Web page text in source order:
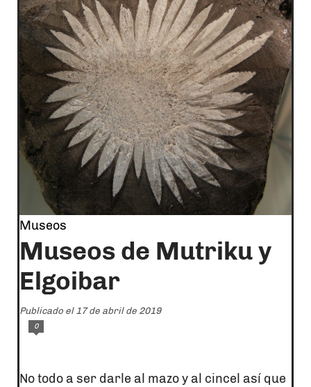
Museos
Museos de Mutriku y
Elgoibar
Publicado el 17 de abril de 2019
0
No todo a ser darle al mazo y al cincel así que